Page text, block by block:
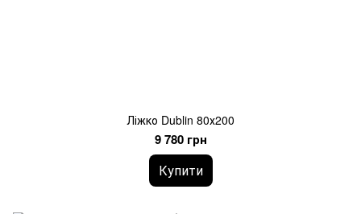
Ліжко Dublin 80х200
9 780 грн
Купити